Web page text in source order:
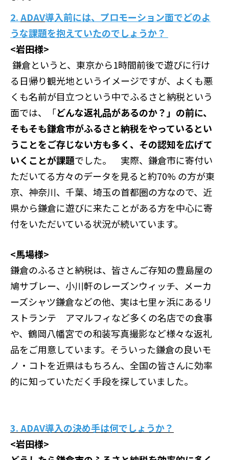
2.ADAV導入前には、プロモーション面でどのよ
うな課題を抱えていたのでしょうか？
<岩田様>
鎌倉というと、東京から1時間前後で遊びに行け
る日帰り観光地というイメージですが、よくも悪
くも名前が目立つという中でふるさと納税という
面では、「どんな返礼品があるのか？」の前に、
そもそも鎌倉市がふるさと納税をやっているとい
うことをご存じない方も多く、その認知を広げて
いくことが課題でした。 実際、鎌倉市に寄付い
ただいてる方々のデータを見ると約70% の方が東
京、神奈川、千葉、埼玉の首都圏の方なので、近
県から鎌倉に遊びに来たことがある方を中心に寄
付をいただいている状況が続いています。
<馬場様>
鎌倉のふるさと納税は、皆さんご存知の豊島屋の
鳩サブレー、小川軒のレーズンウィッチ、メーカ
ーズシャツ鎌倉などの他、実は七里ヶ浜にあるリ
ストランテ アマルフィなど多くの名店での食事
や、鶴岡八幡宮での和装写真撮影など様々な返礼
品をご用意しています。そういった鎌倉の良いモ
ノ・コトを近県はもちろん、全国の皆さんに効率
的に知っていただく手段を探していました。
3. ADAV導入の決め手は何でしょうか？
<岩田様>